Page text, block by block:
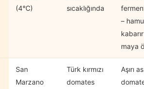
(4°C)
sıcaklığında
–
maya
San
Marzano
Türk kırmızı
domates
Aşırı